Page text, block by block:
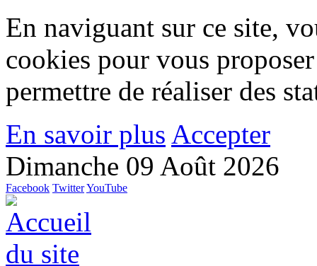
En naviguant sur ce site,
cookies pour vous
permettre de réaliser des
En savoir plus Accepter
Dimanche 09 Août 2026
Facebook TwitterYouTube